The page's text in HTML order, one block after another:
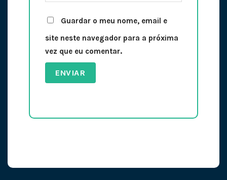
Guardar o meu nome, email e
site neste navegador para a próxima
vez que eu comentar.